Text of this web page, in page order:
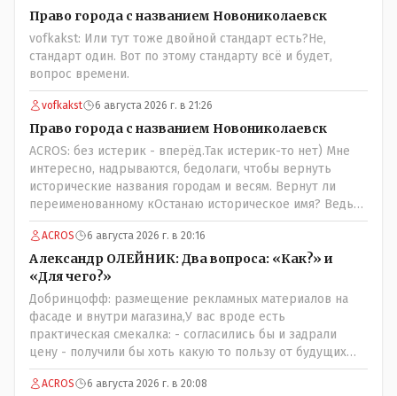
Право города с названием Новониколаевск
vofkakst: Или тут тоже двойной стандарт есть?Не,
стандарт один. Вот по этому стандарту всё и будет,
вопрос времени.
vofkakst 6 августа 2026 г. в 21:26
Право города с названием Новониколаевск
ACROS: без истерик - вперёд.Так истерик-то нет) Мне
интересно, надрываются, бедолаги, чтобы вернуть
исторические названия городам и весям. Вернут ли
переименованному кОстанаю историческое имя? Ведь
для этого же эти она.. ономасты существуют)) Или тут
тоже двойной стандарт есть?
ACROS 6 августа 2026 г. в 20:16
Александр ОЛЕЙНИК: Два вопроса: «Как?» и
«Для чего?»
Добринцофф: размещение рекламных материалов на
фасаде и внутри магазина,У вас вроде есть
практическая смекалка: - согласились бы и задрали
цену - получили бы хоть какую то пользу от будущих
депутатов, как говориться- с паршивой овцы хоть
шерсти клок, тем более эта тётенька платила бы не со
ACROS 6 августа 2026 г. в 20:08